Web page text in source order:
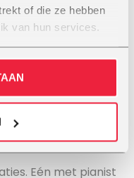
of die ze hebben
van hun services.
kwam ze
in één les al meer
Toen is haar
ze steeds minder is
gaan zingen tot het
haar beroep
mij zo goed
mogen doen!”.
Eén met pianist